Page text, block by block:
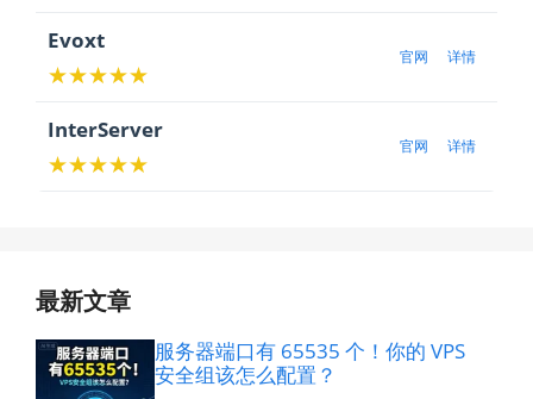
Evoxt
★★★★★
官网 详情
InterServer
★★★★★
官网 详情
最新文章
服务器端口有 65535 个！你的 VPS
安全组该怎么配置？